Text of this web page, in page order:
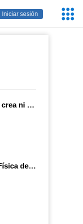
Iniciar sesión
La energía ni se crea ni se destruye... ¡se experimenta! El Tierno en la Feria Madrid es Ciencia 2026
El Gabinete de Física del IES Enrique Tierno Galván de Parla (Curso 25-26)